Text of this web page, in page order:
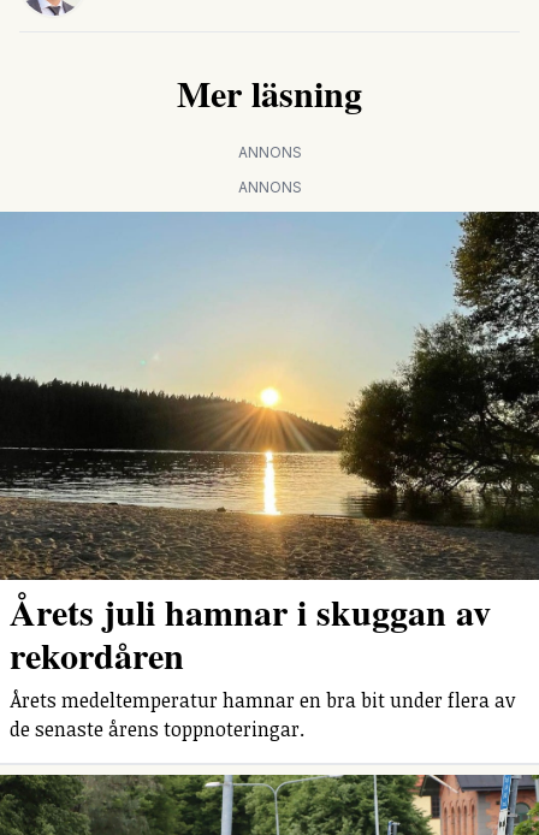
Mer läsning
ANNONS
ANNONS
Årets juli hamnar i skuggan av
rekordåren
Årets medeltemperatur hamnar en bra bit under flera av
de senaste årens toppnoteringar.